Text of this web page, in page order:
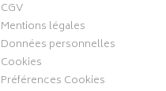
CGV
Mentions légales
Données personnelles
Cookies
Préférences Cookies